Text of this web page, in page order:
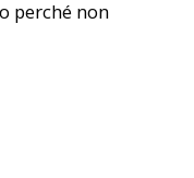
perché non